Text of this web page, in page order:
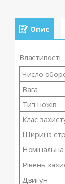
Опис
Властивості
Число
Вага
Тип ножів
Клас
Ширина
Номінальна
Рівень
Двигун